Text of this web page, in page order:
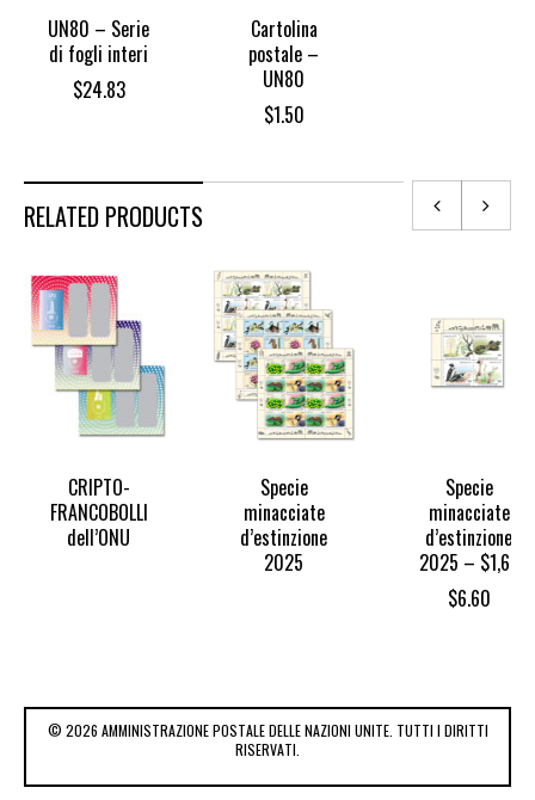
UN80 – Serie
di fogli interi
$24.83
Cartolina
postale –
UN80
$1.50
RELATED PRODUCTS
CRIPTO-
FRANCOBOLLI
dell’ONU
Specie
minacciate
d’estinzione
2025
Specie
minacciate
d’estinzione
2025 – $1,65
$6.60
© 2026 AMMINISTRAZIONE POSTALE DELLE NAZIONI UNITE. TUTTI I DIRITTI
RISERVATI.